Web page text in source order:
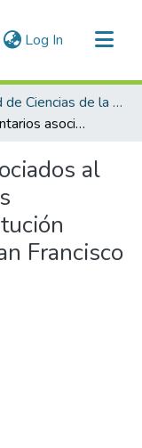
Log In (current)
Facultad de Ciencias de la Salud
Hábitos alimentarios asociados al estado nutricional de los adolescentes de la Institución Educativa Secundaria San Francisco de Borja Juliaca 2024
al
Francisco